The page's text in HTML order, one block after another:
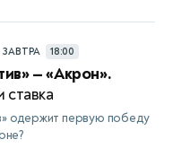
ЗАВТРА 18:00
— «Акрон».
ставка
одержит первую победу